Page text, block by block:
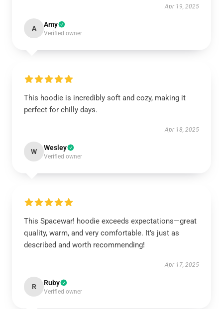
Apr 19, 2025
A Amy
Verified owner
This hoodie is incredibly soft and cozy, making it
perfect for chilly days.
Apr 18, 2025
W Wesley
Verified owner
This Spacewar! hoodie exceeds expectations—great
quality, warm, and very comfortable. It’s just as
described and worth recommending!
Apr 17, 2025
R Ruby
Verified owner